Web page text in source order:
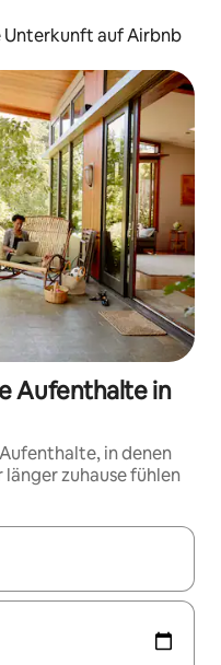
Unterkunft auf Airbnb
Aufenthalte in
in denen
zuhause fühlen
navigiere mit den